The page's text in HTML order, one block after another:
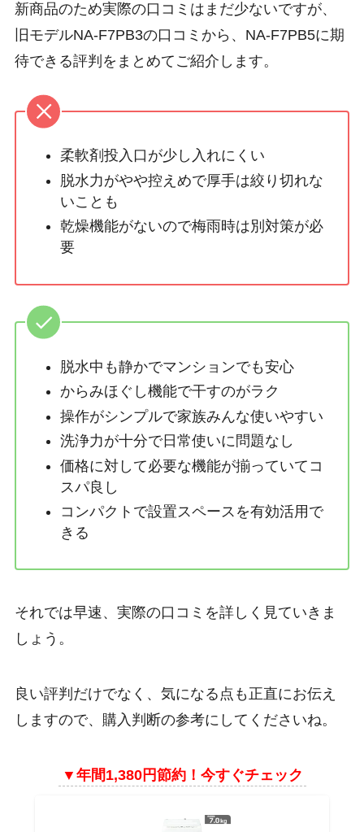
新商品のため実際の口コミはまだ少ないですが、
旧モデルNA-F7PB3の口コミから、NA-F7PB5に期
待できる評判をまとめてご紹介します。
柔軟剤投入口が少し入れにくい
脱水力がやや控えめで厚手は絞り切れな
いことも
乾燥機能がないので梅雨時は別対策が必
要
脱水中も静かでマンションでも安心
からみほぐし機能で干すのがラク
操作がシンプルで家族みんな使いやすい
洗浄力が十分で日常使いに問題なし
価格に対して必要な機能が揃っていてコ
スパ良し
コンパクトで設置スペースを有効活用で
きる
それでは早速、実際の口コミを詳しく見ていきま
しょう。
良い評判だけでなく、気になる点も正直にお伝え
しますので、購入判断の参考にしてくださいね。
▼ 年間1,380円節約！今すぐチェック